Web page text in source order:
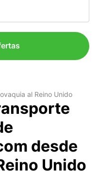
al Reino Unido
desde
Unido